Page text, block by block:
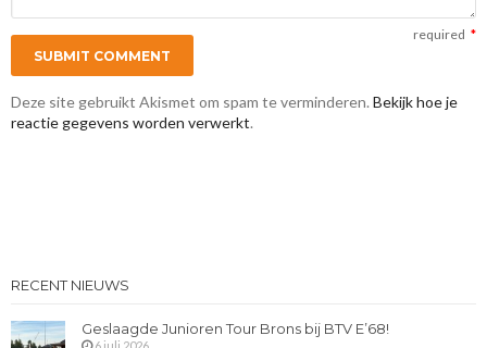
required *
Deze site gebruikt Akismet om spam te verminderen. Bekijk hoe je
reactie gegevens worden verwerkt.
RECENT NIEUWS
Geslaagde Junioren Tour Brons bij BTV E’68!